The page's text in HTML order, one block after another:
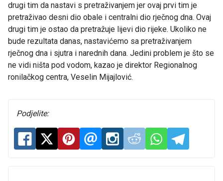
drugi tim da nastavi s pretraživanjem jer ovaj prvi tim je
pretraživao desni dio obale i centralni dio rječnog dna. Ovaj
drugi tim je ostao da pretražuje lijevi dio rijeke. Ukoliko ne
bude rezultata danas, nastavićemo sa pretraživanjem
rječnog dna i sjutra i narednih dana. Jedini problem je što se
ne vidi ništa pod vodom, kazao je direktor Regionalnog
ronilačkog centra, Veselin Mijajlović.
Podjelite: